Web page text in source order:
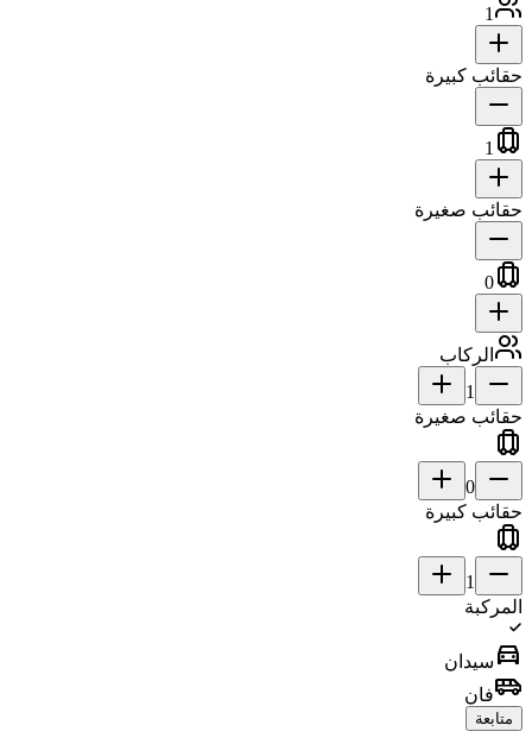
1
حقائب كبيرة
1
حقائب صغيرة
0
الركاب
1
حقائب صغيرة
0
حقائب كبيرة
1
المركبة
directions_car سيدان
airport_shuttleفان
متابعة